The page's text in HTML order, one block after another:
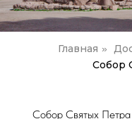
Главная »
Собор
Собор Святых Петра